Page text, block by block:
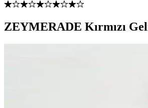
ZEYMERADE Kırmızı